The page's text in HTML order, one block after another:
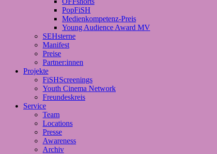
PopFiSH
Medienkompetenz-Preis
Young Audience Award MV
SEHsterne
Manifest
Preise
Partner:innen
Projekte
FiSHScreenings
Youth Cinema Network
Freundeskreis
Service
Team
Locations
Presse
Awareness
Archiv